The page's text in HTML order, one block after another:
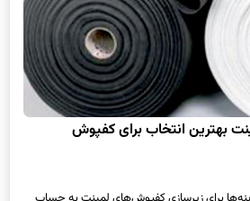
بهترین انتخاب برای کفپوش